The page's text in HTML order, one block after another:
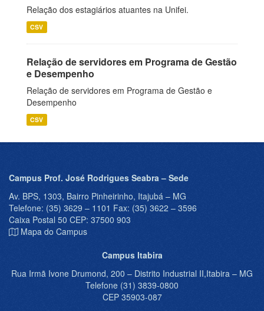
Relação dos estagiários atuantes na Unifei.
CSV
Relação de servidores em Programa de Gestão
e Desempenho
Relação de servidores em Programa de Gestão e
Desempenho
CSV
Campus Prof. José Rodrigues Seabra – Sede
Av. BPS, 1303, Bairro Pinheirinho, Itajubá – MG
Telefone: (35) 3629 – 1101 Fax: (35) 3622 – 3596
Caixa Postal 50 CEP: 37500 903
Mapa do Campus
Campus Itabira
Rua Irmã Ivone Drumond, 200 – Distrito Industrial II,Itabira – MG
Telefone (31) 3839-0800
CEP 35903-087